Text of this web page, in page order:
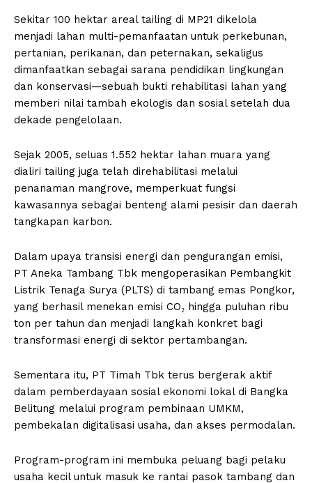
Sekitar 100 hektar areal tailing di MP21 dikelola
menjadi lahan multi-pemanfaatan untuk perkebunan,
pertanian, perikanan, dan peternakan, sekaligus
dimanfaatkan sebagai sarana pendidikan lingkungan
dan konservasi—sebuah bukti rehabilitasi lahan yang
memberi nilai tambah ekologis dan sosial setelah dua
dekade pengelolaan.
Sejak 2005, seluas 1.552 hektar lahan muara yang
dialiri tailing juga telah direhabilitasi melalui
penanaman mangrove, memperkuat fungsi
kawasannya sebagai benteng alami pesisir dan daerah
tangkapan karbon.
Dalam upaya transisi energi dan pengurangan emisi,
PT Aneka Tambang Tbk mengoperasikan Pembangkit
Listrik Tenaga Surya (PLTS) di tambang emas Pongkor,
yang berhasil menekan emisi CO₂ hingga puluhan ribu
ton per tahun dan menjadi langkah konkret bagi
transformasi energi di sektor pertambangan.
Sementara itu, PT Timah Tbk terus bergerak aktif
dalam pemberdayaan sosial ekonomi lokal di Bangka
Belitung melalui program pembinaan UMKM,
pembekalan digitalisasi usaha, dan akses permodalan.
Program-program ini membuka peluang bagi pelaku
usaha kecil untuk masuk ke rantai pasok tambang dan